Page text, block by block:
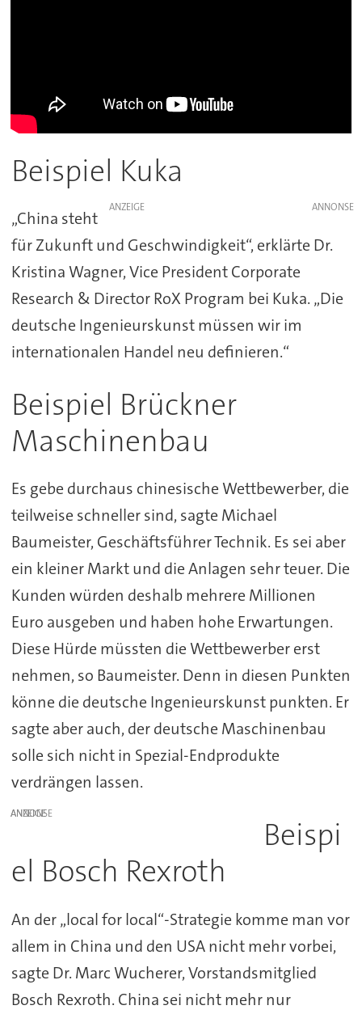
Beispiel Kuka
ANZEIGE
„China steht
für Zukunft und Geschwindigkeit“, erklärte Dr.
Kristina Wagner, Vice President Corporate
Research & Director RoX Program bei Kuka. „Die
deutsche Ingenieurskunst müssen wir im
internationalen Handel neu definieren.“
Beispiel Brückner
Maschinenbau
Es gebe durchaus chinesische Wettbewerber, die
teilweise schneller sind, sagte Michael
Baumeister, Geschäftsführer Technik. Es sei aber
ein kleiner Markt und die Anlagen sehr teuer. Die
Kunden würden deshalb mehrere Millionen
Euro ausgeben und haben hohe Erwartungen.
Diese Hürde müssten die Wettbewerber erst
nehmen, so Baumeister. Denn in diesen Punkten
könne die deutsche Ingenieurskunst punkten. Er
sagte aber auch, der deutsche Maschinenbau
solle sich nicht in Spezial-Endprodukte
verdrängen lassen.
ANZEIGE
Beispi
el Bosch Rexroth
An der „local for local“-Strategie komme man vor
allem in China und den USA nicht mehr vorbei,
sagte Dr. Marc Wucherer, Vorstandsmitglied
Bosch Rexroth. China sei nicht mehr nur